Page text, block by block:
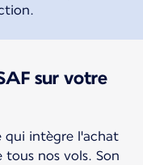
sur votre
qui intègre l'achat
tous nos vols. Son